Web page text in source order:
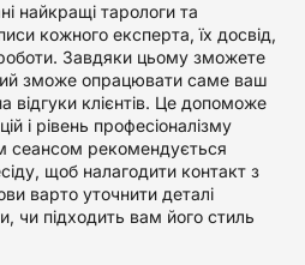
найкращі тарологи та
кожного експерта, їх досвід,
роботи. Завдяки цьому зможете
зможе опрацювати саме ваш
відгуки клієнтів. Це допоможе
і рівень професіоналізму
сеансом рекомендується
щоб налагодити контакт з
варто уточнити деталі
чи підходить вам його стиль